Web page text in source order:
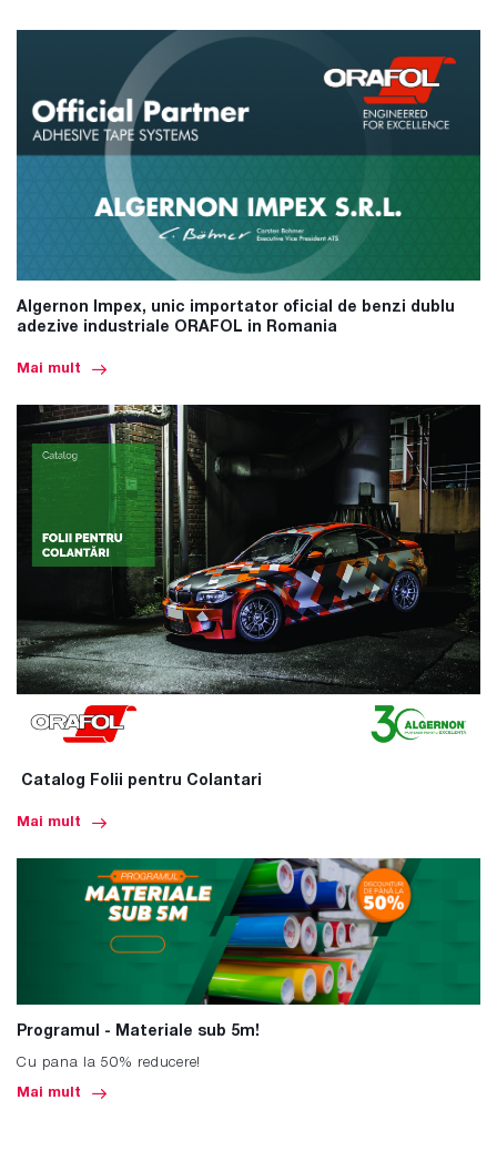
Algernon Impex, unic importator oficial de benzi dublu
adezive industriale ORAFOL in Romania
Mai mult
Catalog Folii pentru Colantari
Mai mult
Programul - Materiale sub 5m!
Cu pana la 50% reducere!
Mai mult